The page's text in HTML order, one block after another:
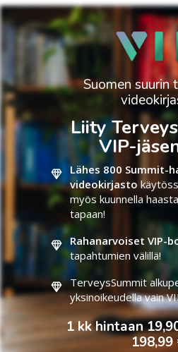
Suomen suurin
Liity
VIP-
Lähes 800 Summit-
videokirjasto
myös kuunnella
tapaan!
Rahanarvoiset VIP-
tapahtumien välillä!
TerveysSummit
yksinoikeudella vain
1 kk hintaan
198,99